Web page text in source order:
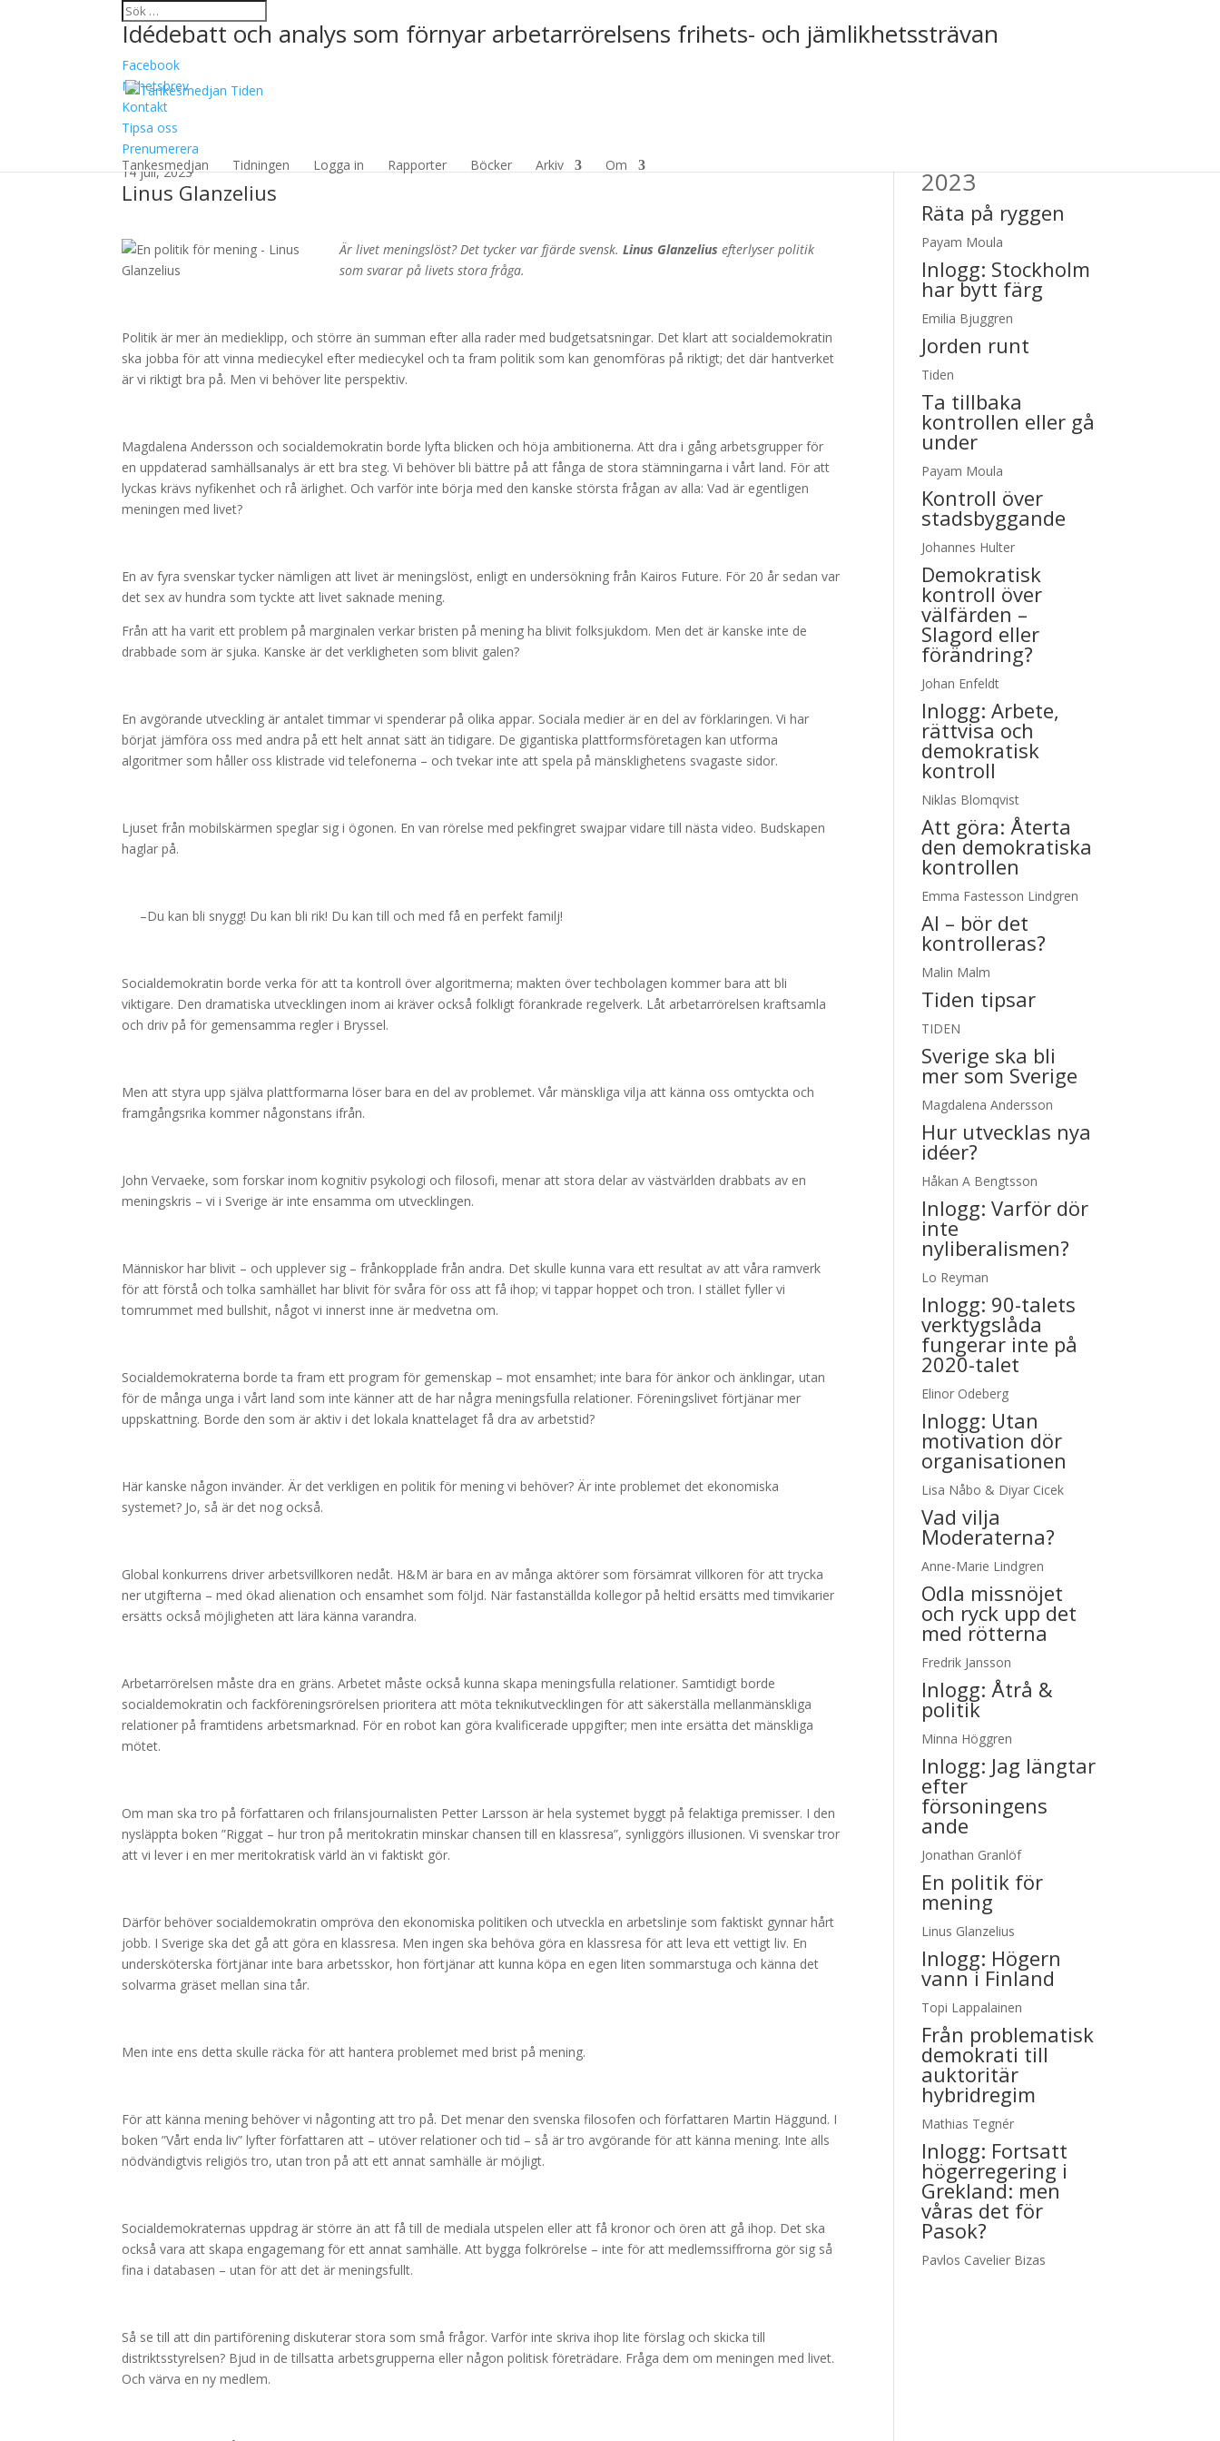
Idédebatt och analys som förnyar arbetarrörelsens frihets- och jämlikhetssträvan
Facebook
Nyhetsbrev
Kontakt
Tipsa oss
Prenumerera
Tankesmedjan
Tidningen Logga in Rapporter Böcker Arkiv Om
En politik för mening
14 juli, 2023
Linus Glanzelius
Är livet meningslöst? Det tycker var fjärde svensk.Linus Glanzelius efterlyser politik
som svarar på livets stora fråga.
Politik är mer än medieklipp, och större än summan efter alla rader med budgetsatsningar. Det klart att socialdemokratin
ska jobba för att vinna mediecykel efter mediecykel och ta fram politik som kan genomföras på riktigt; det där hantverket
är vi riktigt bra på. Men vi behöver lite perspektiv.
Magdalena Andersson och socialdemokratin borde lyfta blicken och höja ambitionerna. Att dra i gång arbetsgrupper för
en uppdaterad samhällsanalys är ett bra steg. Vi behöver bli bättre på att fånga de stora stämningarna i vårt land. För att
lyckas krävs nyfikenhet och rå ärlighet. Och varför inte börja med den kanske största frågan av alla: Vad är egentligen
meningen med livet?
En av fyra svenskar tycker nämligen att livet är meningslöst, enligt en undersökning från Kairos Future. För 20 år sedan var
det sex av hundra som tyckte att livet saknade mening.
Från att ha varit ett problem på marginalen verkar bristen på mening ha blivit folksjukdom. Men det är kanske inte de
drabbade som är sjuka. Kanske är det verkligheten som blivit galen?
En avgörande utveckling är antalet timmar vi spenderar på olika appar. Sociala medier är en del av förklaringen. Vi har
börjat jämföra oss med andra på ett helt annat sätt än tidigare. De gigantiska plattformsföretagen kan utforma
algoritmer som håller oss klistrade vid telefonerna – och tvekar inte att spela på mänsklighetens svagaste sidor.
Ljuset från mobilskärmen speglar sig i ögonen. En van rörelse med pekfingret swajpar vidare till nästa video. Budskapen
haglar på.
–Du kan bli snygg! Du kan bli rik! Du kan till och med få en perfekt familj!
Socialdemokratin borde verka för att ta kontroll över algoritmerna; makten över techbolagen kommer bara att bli
viktigare. Den dramatiska utvecklingen inom ai kräver också folkligt förankrade regelverk. Låt arbetarrörelsen kraftsamla
och driv på för gemensamma regler i Bryssel.
Men att styra upp själva plattformarna löser bara en del av problemet. Vår mänskliga vilja att känna oss omtyckta och
framgångsrika kommer någonstans ifrån.
John Vervaeke, som forskar inom kognitiv psykologi och filosofi, menar att stora delar av västvärlden drabbats av en
meningskris – vi i Sverige är inte ensamma om utvecklingen.
Människor har blivit – och upplever sig – frånkopplade från andra. Det skulle kunna vara ett resultat av att våra ramverk
för att förstå och tolka samhället har blivit för svåra för oss att få ihop; vi tappar hoppet och tron. I stället fyller vi
tomrummet med bullshit, något vi innerst inne är medvetna om.
Socialdemokraterna borde ta fram ett program för gemenskap – mot ensamhet; inte bara för änkor och änklingar, utan
för de många unga i vårt land som inte känner att de har några meningsfulla relationer. Föreningslivet förtjänar mer
uppskattning. Borde den som är aktiv i det lokala knattelaget få dra av arbetstid?
Här kanske någon invänder. Är det verkligen en politik för mening vi behöver? Är inte problemet det ekonomiska
systemet? Jo, så är det nog också.
Global konkurrens driver arbetsvillkoren nedåt. H&M är bara en av många aktörer som försämrat villkoren för att trycka
ner utgifterna – med ökad alienation och ensamhet som följd. När fastanställda kollegor på heltid ersätts med timvikarier
ersätts också möjligheten att lära känna varandra.
Arbetarrörelsen måste dra en gräns. Arbetet måste också kunna skapa meningsfulla relationer. Samtidigt borde
socialdemokratin och fackföreningsrörelsen prioritera att möta teknikutvecklingen för att säkerställa mellanmänskliga
relationer på framtidens arbetsmarknad. För en robot kan göra kvalificerade uppgifter; men inte ersätta det mänskliga
mötet.
Om man ska tro på författaren och frilansjournalisten Petter Larsson är hela systemet byggt på felaktiga premisser. I den
nysläppta boken ”Riggat – hur tron på meritokratin minskar chansen till en klassresa”, synliggörs illusionen. Vi svenskar tror
att vi lever i en mer meritokratisk värld än vi faktiskt gör.
Därför behöver socialdemokratin ompröva den ekonomiska politiken och utveckla en arbetslinje som faktiskt gynnar hårt
jobb. I Sverige ska det gå att göra en klassresa. Men ingen ska behöva göra en klassresa för att leva ett vettigt liv. En
undersköterska förtjänar inte bara arbetsskor, hon förtjänar att kunna köpa en egen liten sommarstuga och känna det
solvarma gräset mellan sina tår.
Men inte ens detta skulle räcka för att hantera problemet med brist på mening.
För att känna mening behöver vi någonting att tro på. Det menar den svenska filosofen och författaren Martin Häggund. I
boken ”Vårt enda liv” lyfter författaren att – utöver relationer och tid – så är tro avgörande för att känna mening. Inte alls
nödvändigtvis religiös tro, utan tron på att ett annat samhälle är möjligt.
Socialdemokraternas uppdrag är större än att få till de mediala utspelen eller att få kronor och ören att gå ihop. Det ska
också vara att skapa engagemang för ett annat samhälle. Att bygga folkrörelse – inte för att medlemssiffrorna gör sig så
fina i databasen – utan för att det är meningsfullt.
Så se till att din partiförening diskuterar stora som små frågor. Varför inte skriva ihop lite förslag och skicka till
distriktsstyrelsen? Bjud in de tillsatta arbetsgrupperna eller någon politisk företrädare. Fråga dem om meningen med livet.
Och värva en ny medlem.
2023
Räta på ryggen
Payam Moula
Inlogg: Stockholm
har bytt färg
Emilia Bjuggren
Jorden runt
Tiden
Ta tillbaka
kontrollen eller gå
under
Payam Moula
Kontroll över
stadsbyggande
Johannes Hulter
Demokratisk
kontroll över
välfärden –
Slagord eller
förändring?
Johan Enfeldt
Inlogg:Arbete,
rättvisa och
demokratisk
kontroll
Niklas Blomqvist
Att göra: Återta
den demokratiska
kontrollen
Emma Fastesson Lindgren
AI – bör det
kontrolleras?
Malin Malm
Tiden tipsar
TIDEN
Sverige ska bli
mer som Sverige
Magdalena Andersson
Hur utvecklas nya
idéer?
Håkan A Bengtsson
Inlogg:Varför dör
inte
nyliberalismen?
Lo Reyman
Inlogg: 90-talets
verktygslåda
fungerar inte på
2020-talet
Elinor Odeberg
Inlogg: Utan
motivation dör
organisationen
Lisa Nåbo & Diyar Cicek
Vad vilja
Moderaterna?
Anne-Marie Lindgren
Odla missnöjet
och ryck upp det
med rötterna
Fredrik Jansson
Inlogg:Åtrå &
politik
Minna Höggren
Inlogg: Jag längtar
efter
försoningens
ande
Jonathan Granlöf
En politik för
mening
Linus Glanzelius
Inlogg: Högern
vann i Finland
Topi Lappalainen
Från problematisk
demokrati till
auktoritär
hybridregim
Mathias Tegnér
Inlogg: Fortsatt
högerregering i
Grekland: men
våras det för
Pasok?
Pavlos Cavelier Bizas